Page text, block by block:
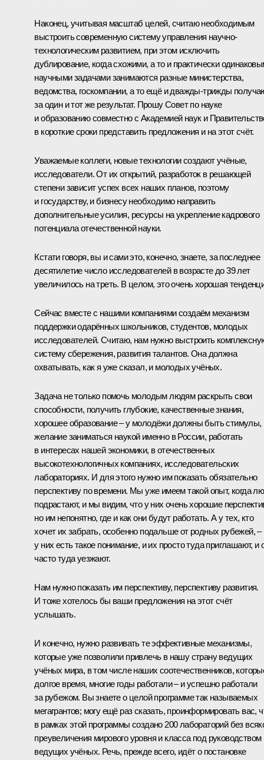
Наконец, учитывая масштаб целей, считаю необходимым
выстроить современную систему управления научно-
технологическим развитием, при этом исключить
дублирование, когда схожими, а то и практически
научными задачами занимаются разные министерства,
ведомства, госкомпании, а то ещё и дважды-трижды
за один и тот же результат. Прошу Совет по науке
и образованию совместно с Академией наук и
в короткие сроки представить предложения и на этот счёт.
Уважаемые коллеги, новые технологии создают учёные,
исследователи. От их открытий, разработок в решающей
степени зависит успех всех наших планов, поэтому
и государству, и бизнесу необходимо направить
дополнительные усилия, ресурсы на укрепление кадрового
потенциала отечественной науки.
Кстати говоря, вы и сами это, конечно, знаете, за последнее
десятилетие число исследователей в возрасте до 39 лет
увеличилось на треть. В целом, это очень хорошая
Сейчас вместе с нашими компаниями создаём механизм
поддержки одарённых школьников, студентов, молодых
исследователей. Считаю, нам нужно выстроить
систему сбережения, развития талантов. Она должна
охватывать, как я уже сказал, и молодых учёных.
Задача не только помочь молодым людям раскрыть свои
способности, получить глубокие, качественные знания,
хорошее образование – у молодёжи должны быть стимулы,
желание заниматься наукой именно в России, работать
в интересах нашей экономики, в отечественных
высокотехнологичных компаниях, исследовательских
лабораториях. И для этого нужно им показать обязательно
перспективу по времени. Мы уже имеем такой опыт, когда
подрастают, и мы видим, что у них очень хорошие
но им непонятно, где и как они будут работать. А у тех, кто
хочет их забрать, особенно подальше от родных рубежей, –
у них есть такое понимание, и их просто туда приглашают, и
часто туда уезжают.
Нам нужно показать им перспективу, перспективу развития.
И тоже хотелось бы ваши предложения на этот счёт
услышать.
И конечно, нужно развивать те эффективные механизмы,
которые уже позволили привлечь в нашу страну ведущих
учёных мира, в том числе наших соотечественников,
долгое время, многие годы работали – и успешно работали
за рубежом. Вы знаете о целой программе так называемых
мегагрантов; могу ещё раз сказать, проинформировать вас,
в рамках этой программы создано 200 лабораторий без
преувеличения мирового уровня и класса под руководством
ведущих учёных. Речь, прежде всего, идёт о постановке